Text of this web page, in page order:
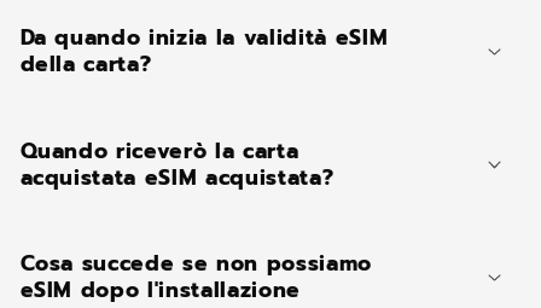
n
u
o
c
m
p
Da quando inizia la validità eSIM
della carta?
Quando riceverò la carta
acquistata eSIM acquistata?
Cosa succede se non possiamo
eSIM dopo l'installazione